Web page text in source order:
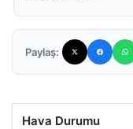
Paylaş:
Hava Durumu